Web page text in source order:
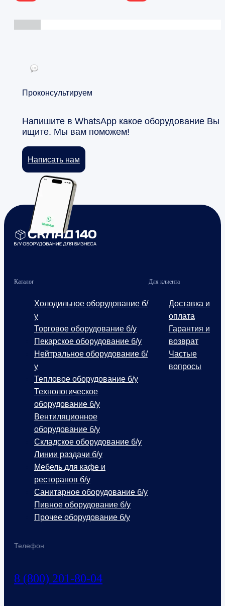
Проконсультируем
Напишите в WhatsApp какое оборудование Вы
ищите. Мы вам поможем!
Написать нам
Телефон
8 (800) 201-80-04
Каталог
Холодильное оборудование б/
у
Торговое оборудование б/у
Пекарское оборудование б/у
Нейтральное оборудование б/
у
Тепловое оборудование б/у
Технологическое
оборудование б/у
Вентиляционное
оборудование б/у
Складское оборудование б/у
Линии раздачи б/у
Мебель для кафе и
ресторанов б/у
Санитарное оборудование б/у
Пивное оборудование б/у
Прочее оборудование б/у
Для клиента
Доставка и
оплата
Гарантия и
возврат
Частые
вопросы